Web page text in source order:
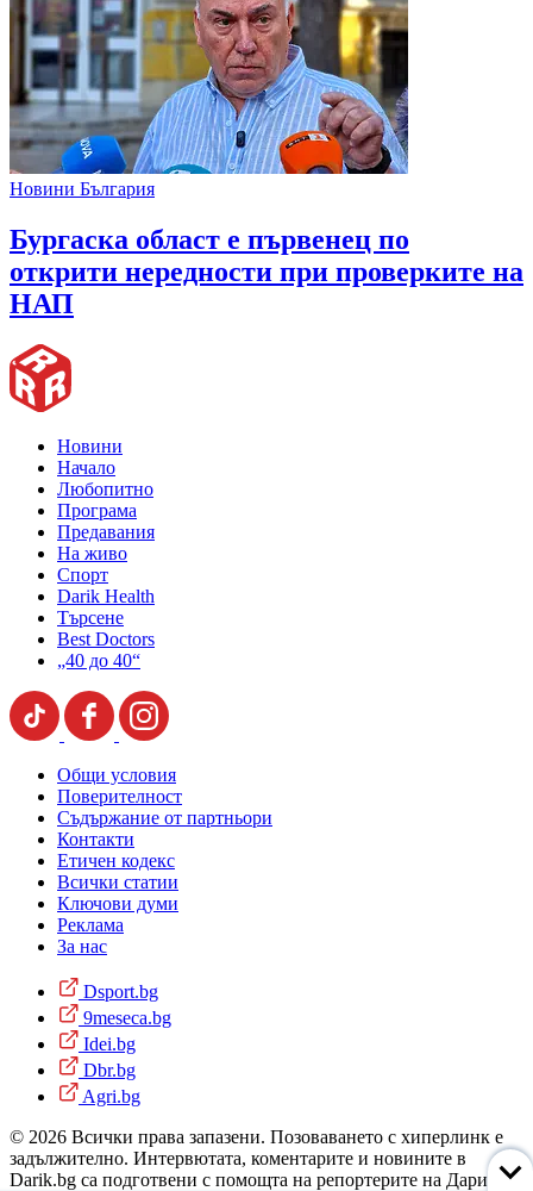
Новини България
Бургаска област е първенец по
открити нередности при проверките на
НАП
Новини
Начало
Любопитно
Програма
Предавания
На живо
Спорт
Darik Health
Търсене
Best Doctors
„40 до 40“
Общи условия
Поверителност
Съдържание от партньори
Контакти
Етичен кодекс
Всички статии
Ключови думи
Реклама
За нас
Dsport.bg
9meseca.bg
Idei.bg
Dbr.bg
Agri.bg
© 2026 Всички права запазени. Позоваването с хиперлинк е
задължително. Интервютата, коментарите и новините в
Darik.bg са подготвени с помощта на репортерите на Дарик